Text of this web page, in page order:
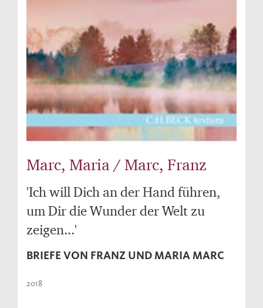
Marc, Maria / Marc, Franz
'Ich will Dich an der Hand führen,
um Dir die Wunder der Welt zu
zeigen...'
BRIEFE VON FRANZ UND MARIA MARC
2018